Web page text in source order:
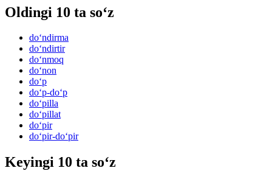
Oldingi 10 ta so‘z
do‘ndirma
do‘ndirtir
do‘nmoq
do‘non
do‘p
do‘p-do‘p
do‘pilla
do‘pillat
do‘pir
do‘pir-do‘pir
Keyingi 10 ta so‘z